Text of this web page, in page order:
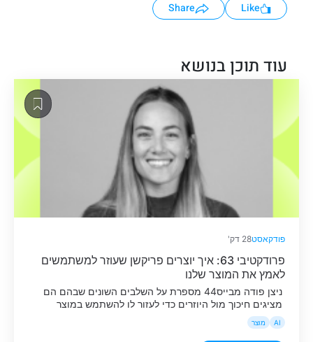
Like
Share
עוד תוכן בנושא
פודקאסט28 דק'
פרודקטיבי 63: איך יוצרים פריקשן שעוזר למשתמשים
לאמץ את המוצר שלנו
ניצן פודה מבייס44 מספרת על השלבים השונים שבהם הם
מציגים חיכוך מול היוזרים כדי לעזור לו להשתמש במוצר
באופן מיטבי.
AI מוצר